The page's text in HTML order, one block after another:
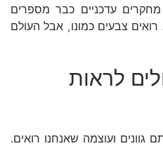
עדכניים כבר מספרים
צבעים כמונו, אבל העולם
לראות
ועוצמה שאנחנו רואים.